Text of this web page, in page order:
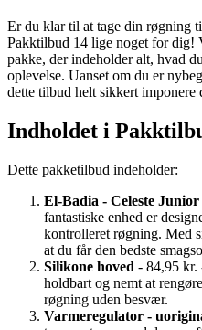
Er du klar til at tage din røgning
Pakktilbud 14 lige noget for dig!
pakke, der indeholder alt, hvad
oplevelse. Uanset om du er
dette tilbud helt sikkert imponere
Indholdet i
Dette pakketilbud indeholder:
El-Badia - Celeste Junior
fantastiske enhed er
kontrolleret røgning. Med
at du får den bedste
Silikone hoved - 84,95 kr.
holdbart og nemt at
røgning uden besvær.
Varmeregulator -